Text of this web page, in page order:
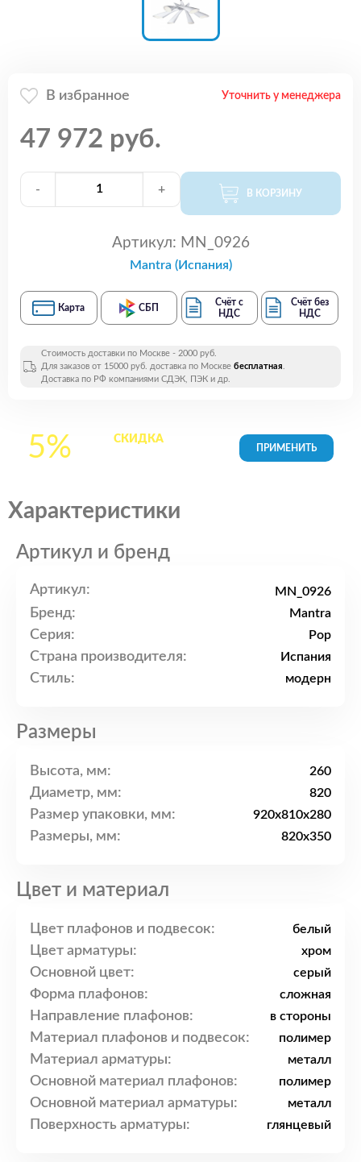
В избранное Уточнить у менеджера
47 972 руб.
- + В КОРЗИНУ
Артикул: MN_0926
Mantra (Испания)
Карта СБП
Счёт с
НДС
Счёт без
НДС
Стоимость доставки по Москве - 2000 руб.
Для заказов от 15000 руб. доставка по Москве бесплатная.
Доставка по РФ компаниями СДЭК, ПЭК и др.
5% СКИДКАна все
Характеристики
Артикул и бренд
Артикул: MN_0926
Бренд: Mantra
Серия: Pop
Страна производителя: Испания
Стиль: модерн
Размеры
Высота, мм: 260
Диаметр, мм: 820
Размер упаковки, мм: 920x810x280
Размеры, мм: 820x350
Цвет и материал
Цвет плафонов и подвесок: белый
Цвет арматуры: хром
Основной цвет: серый
Форма плафонов: сложная
Направление плафонов: в стороны
Материал плафонов и подвесок: полимер
Материал арматуры: металл
Основной материал плафонов: полимер
Основной материал арматуры: металл
Поверхность арматуры: глянцевый